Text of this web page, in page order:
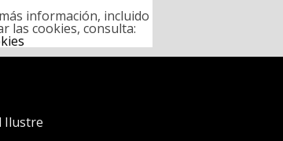
información, incluido
las cookies, consulta:
Ilustre